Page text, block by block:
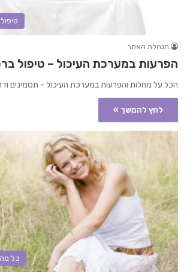
הנהלת האתר
הפרעות במערכת העיכול – טיפול
הכל על מחלות והפרעות במערכת העיכול - תסמינים
לחץ להמשך »
כל